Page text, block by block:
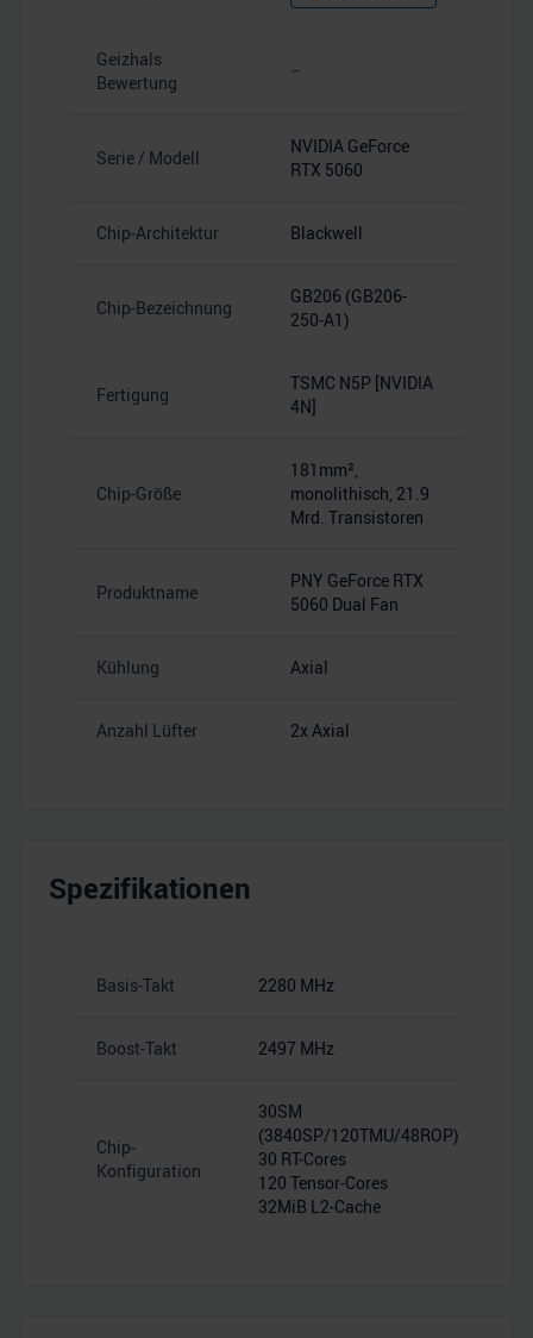
Geizhals
Bewertung
–
Serie / Modell
NVIDIA GeForce
RTX 5060
Chip-Architektur Blackwell
Chip-Bezeichnung
GB206 (GB206-
250-A1)
Fertigung
TSMC N5P [NVIDIA
4N]
Chip-Größe
181mm²,
monolithisch, 21.9
Mrd. Transistoren
Produktname
PNY GeForce RTX
5060 Dual Fan
Kühlung Axial
Anzahl Lüfter 2x Axial
Spezifikationen
Basis-Takt 2280 MHz
Boost-Takt 2497 MHz
Chip-
Konfiguration
30SM
(3840SP/120TMU/48ROP)
30 RT-Cores
120 Tensor-Cores
32MiB L2-Cache